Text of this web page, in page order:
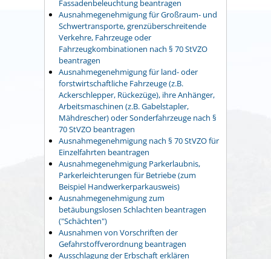
Fassadenbeleuchtung beantragen
Ausnahmegenehmigung für Großraum- und
Schwertransporte, grenzüberschreitende
Verkehre, Fahrzeuge oder
Fahrzeugkombinationen nach § 70 StVZO
beantragen
Ausnahmegenehmigung für land- oder
forstwirtschaftliche Fahrzeuge (z.B.
Ackerschlepper, Rückezüge), ihre Anhänger,
Arbeitsmaschinen (z.B. Gabelstapler,
Mähdrescher) oder Sonderfahrzeuge nach §
70 StVZO beantragen
Ausnahmegenehmigung nach § 70 StVZO für
Einzelfahrten beantragen
Ausnahmegenehmigung Parkerlaubnis,
Parkerleichterungen für Betriebe (zum
Beispiel Handwerkerparkausweis)
Ausnahmegenehmigung zum
betäubungslosen Schlachten beantragen
("Schächten")
Ausnahmen von Vorschriften der
Gefahrstoffverordnung beantragen
Ausschlagung der Erbschaft erklären